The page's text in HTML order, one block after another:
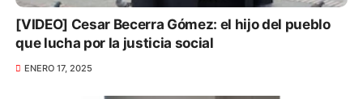
[VIDEO] Cesar Becerra Gómez: el hijo del pueblo
que lucha por la justicia social
ENERO 17, 2025